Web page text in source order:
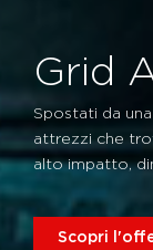
Grid
Spostati da
attrezzi che
alto impatto,
Scopri